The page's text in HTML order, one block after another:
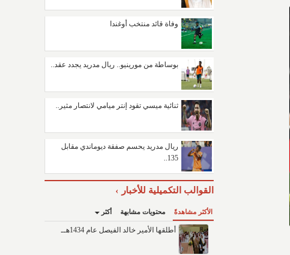
وفاة قائد منتخب أوغندا
بوساطة من مورينيو.. ريال مدريد يجدد عقد..
ثنائية ميسي تقود إنتر ميامي لانتصار مثير..
ريال مدريد يحسم صفقة ديوماندي مقابل
135..
القوالب التكميلية للأخبار
الأكثر مشاهدةً محتويات مشابهة أكثر
أطلقها الأمير خالد الفيصل عام 1434هــ